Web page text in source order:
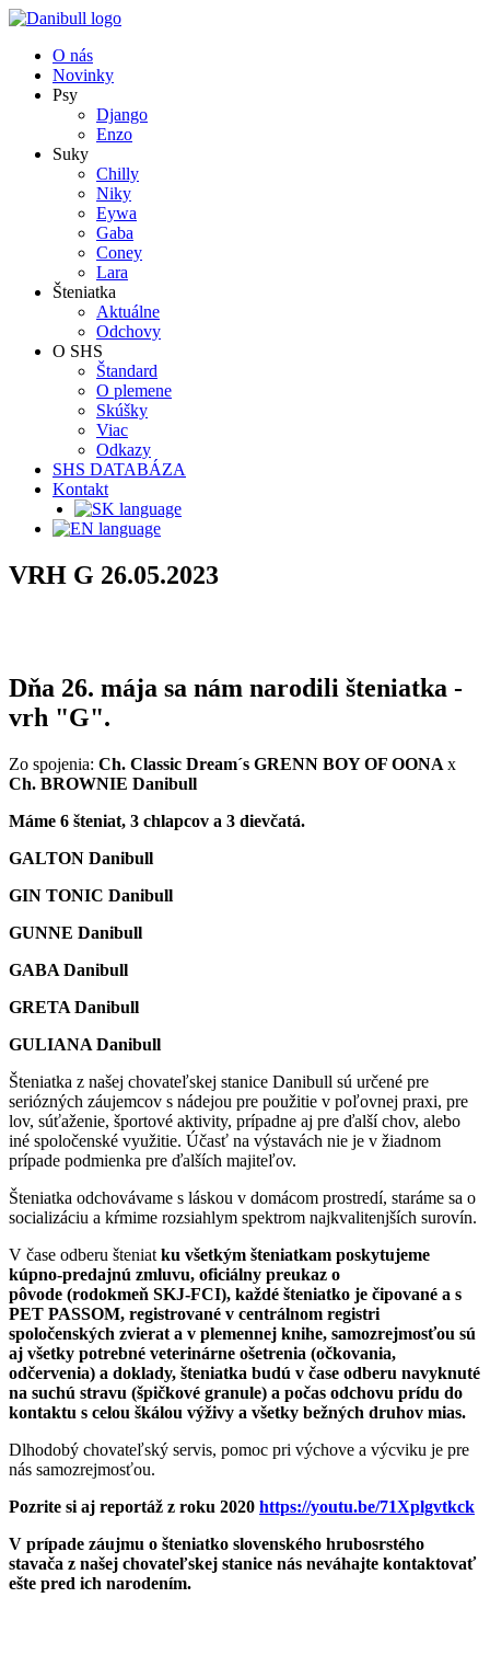
O nás
Novinky
Psy
Django
Enzo
Suky
Chilly
Niky
Eywa
Gaba
Coney
Lara
Šteniatka
Aktuálne
Odchovy
O SHS
Štandard
O plemene
Skúšky
Viac
Odkazy
SHS DATABÁZA
Kontakt
VRH G 26.05.2023
Dňa 26. mája sa nám narodili šteniatka -
vrh "G".
Zo spojenia: Ch. Classic Dream´s GRENN BOY OF OONA x
Ch. BROWNIE Danibull
Máme 6 šteniat, 3 chlapcov a 3 dievčatá.
GALTON Danibull
GIN TONIC Danibull
GUNNE Danibull
GABA Danibull
GRETA Danibull
GULIANA Danibull
Šteniatka z našej chovateľskej stanice Danibull sú určené pre
seriózných záujemcov s nádejou pre použitie v poľovnej praxi, pre
lov, súťaženie, športové aktivity, prípadne aj pre ďalší chov, alebo
iné spoločenské využitie. Účasť na výstavách nie je v žiadnom
prípade podmienka pre ďalších majiteľov.
Šteniatka odchovávame s láskou v domácom prostredí, staráme sa o
socializáciu a kŕmime rozsiahlym spektrom najkvalitenjších surovín.
V čase odberu šteniat ku všetkým šteniatkam poskytujeme
kúpno-predajnú zmluvu, oficiálny preukaz o
pôvode (rodokmeň SKJ-FCI), každé šteniatko je čipované a s
PET PASSOM, registrované v centrálnom registri
spoločenských zvierat a v plemennej knihe, samozrejmosťou sú
aj všetky potrebné veterinárne ošetrenia (očkovania,
odčervenia) a doklady, šteniatka budú v čase odberu navyknuté
na suchú stravu (špičkové granule) a počas odchovu prídu do
kontaktu s celou škálou výživy a všetky bežných druhov mias.
Dlhodobý chovateľský servis, pomoc pri výchove a výcviku je pre
nás samozrejmosťou.
Pozrite si aj reportáž z roku 2020 https://youtu.be/71Xplgvtkck
V prípade záujmu o šteniatko slovenského hrubosrstého
stavača z našej chovateľskej stanice nás neváhajte kontaktovať
ešte pred ich narodením.